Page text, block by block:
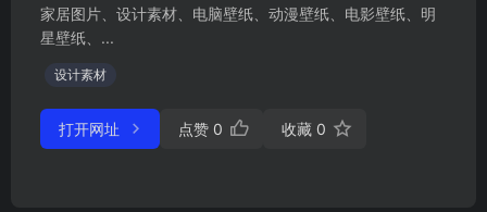
家居图片、设计素材、电脑壁纸、动漫壁纸、电影壁纸、明
星壁纸、...
设计素材
打开网址 点赞 0 收藏 0